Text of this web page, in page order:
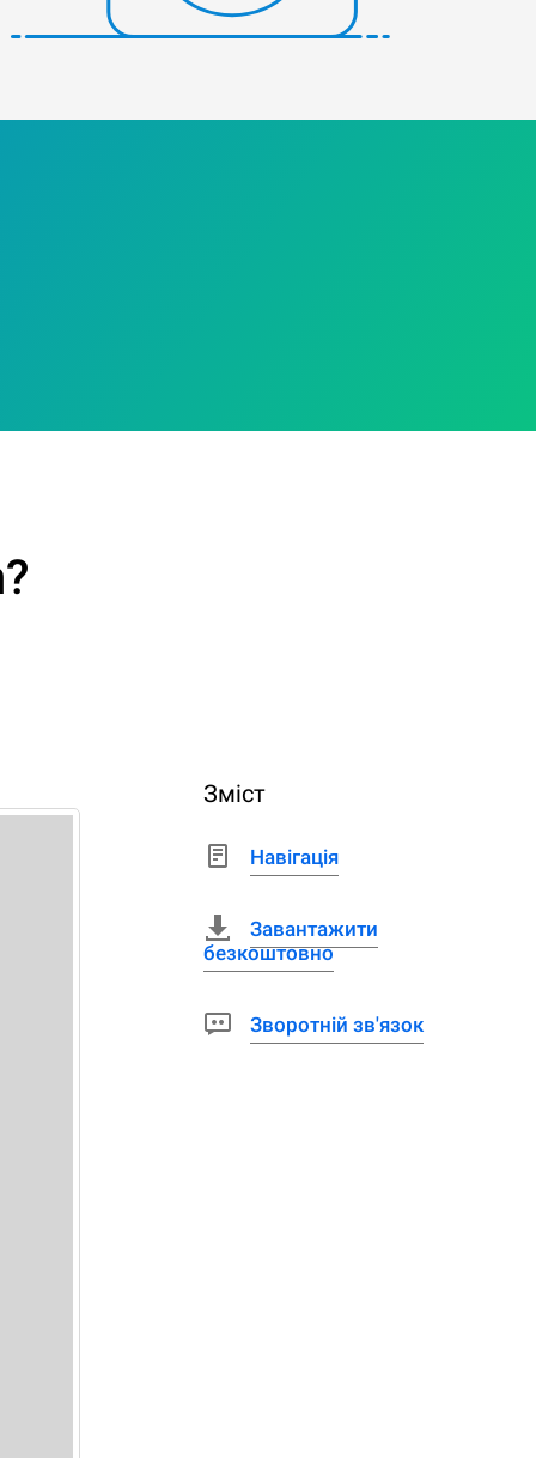
Зміст
Навігація
Завантажити
безкоштовно
Зворотній зв'язок